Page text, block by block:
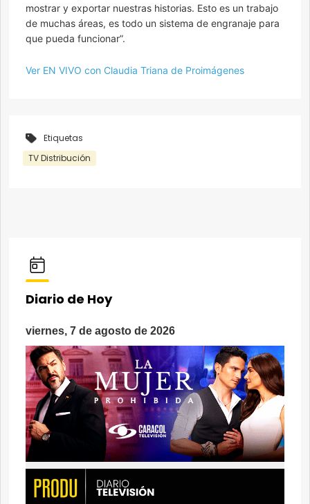
mostrar y exportar nuestras historias. Esto es un trabajo
de muchas áreas, es todo un sistema de engranaje para
que pueda funcionar”.
Ver EN VIVO con Claudia Triana de Proimágenes
Etiquetas
TV Distribución
Diario de Hoy
viernes, 7 de agosto de 2026